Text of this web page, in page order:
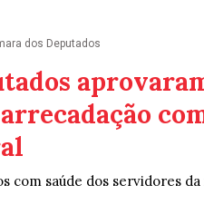
dos Deputados
com saúde dos servidores